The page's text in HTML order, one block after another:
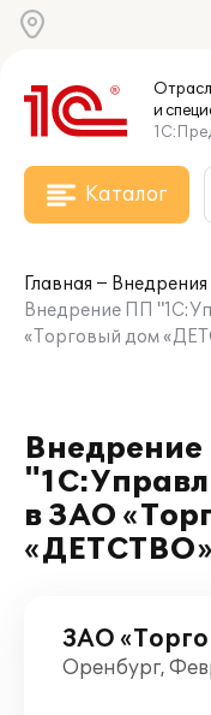
и
Каталог
Главная
Внедрения
Внедрение ПП
«Торговый дом
в ЗАО
«ДЕТСТВО»
ЗАО
Оренбург,